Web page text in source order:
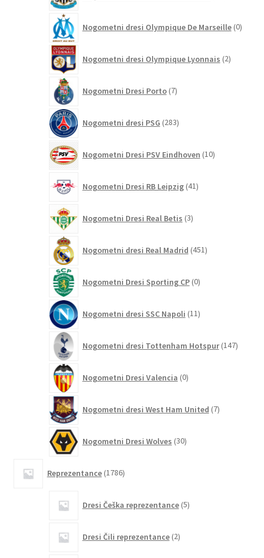
Nogometni dresi Olympique De Marseille 0
Nogometni dresi Olympique Lyonnais 2izdelka
Nogometni Dresi Porto 7izdelkov
Nogometni dresi PSG 283izdelkov
Nogometni Dresi PSV Eindhoven 10izdelkov
Nogometni Dresi RB Leipzig 41izdelkov
Nogometni Dresi Real Betis 3izdelki
Nogometni dresi Real Madrid 451izdelkov
Nogometni Dresi Sporting CP 0izdelkov
Nogometni dresi SSC Napoli 11izdelkov
Nogometni dresi Tottenham Hotspur 147
Nogometni Dresi Valencia 0izdelkov
Nogometni dresi West Ham United 7izdelkov
Nogometni Dresi Wolves 30izdelkov
Reprezentance 1786izdelkov
Dresi Češka reprezentance 5izdelkov
Dresi Čili reprezentance 2izdelka